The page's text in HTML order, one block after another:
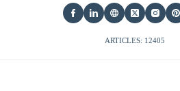
ARTICLES: 12405